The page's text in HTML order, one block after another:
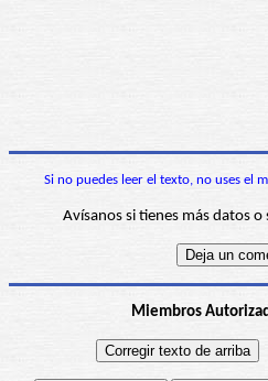
Si no puedes leer el texto, no uses el
Avísanos si tienes más datos
Miembros